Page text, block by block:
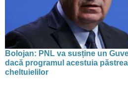
Bolojan: PNL va susține un
dacă programul acestuia
cheltuielilor